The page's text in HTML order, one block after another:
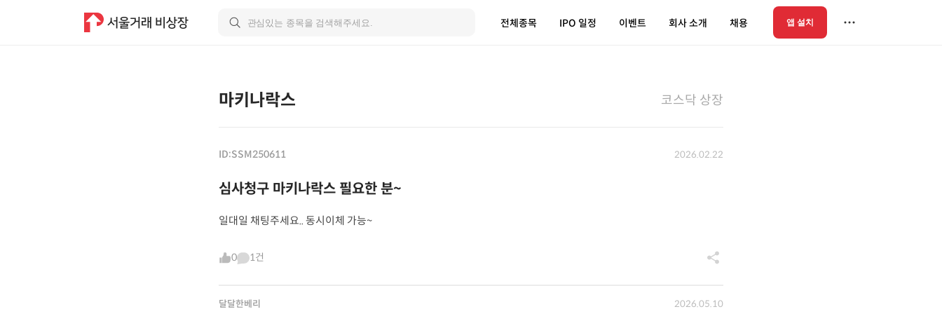
전체종목 IPO 일정 이벤트 회사 소개 채용 앱 설치
마키나락스 코스닥 상장
ID:SSM250611 2026.02.22
심사청구 마키나락스 필요한 분~
일대일 채팅주세요.. 동시이체 가능~
0 1건
달달한베리 2026.05.10